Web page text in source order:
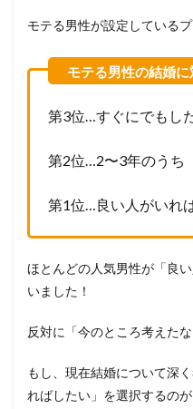
モテる男性が設定している
第3位…すぐにでもし
第2位…2〜3年のうち
第1位…良い人がいれ
ほとんどの人気男性が「良
いました！
反対に「今のところ考えたな
もし、現在結婚について深
ればしたい」を選択するの